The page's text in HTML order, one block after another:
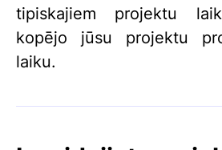
tipiskajiem projektu
kopējo jūsu projektu
laiku.